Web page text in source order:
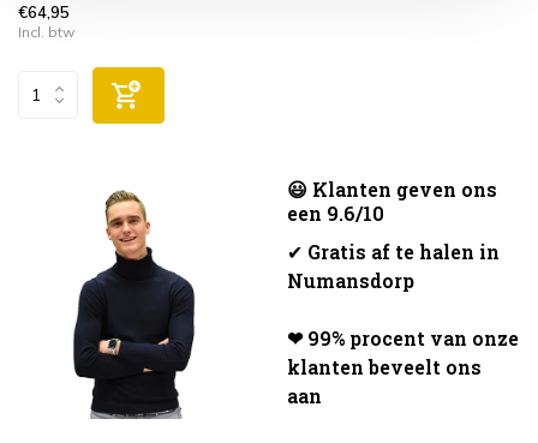
€64,95
Incl. btw
😃 Klanten geven ons
een 9.6/10
✔ Gratis af te halen in
Numansdorp
❤ 99% procent van onze
klanten beveelt ons
aan